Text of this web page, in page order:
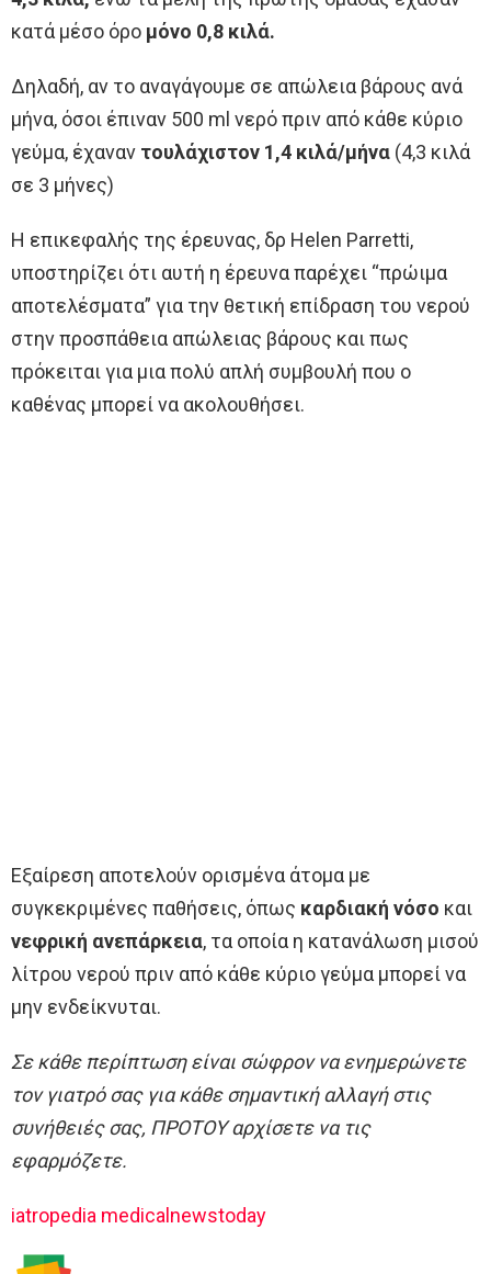
κατά μέσο όρο μόνο 0,8 κιλά.
Δηλαδή, αν το αναγάγουμε σε απώλεια βάρους ανά
μήνα, όσοι έπιναν 500 ml νερό πριν από κάθε κύριο
γεύμα, έχαναν τουλάχιστον 1,4 κιλά/μήνα (4,3 κιλά
σε 3 μήνες)
Η επικεφαλής της έρευνας, δρ Helen Parretti,
υποστηρίζει ότι αυτή η έρευνα παρέχει “πρώιμα
αποτελέσματα” για την θετική επίδραση του νερού
στην προσπάθεια απώλειας βάρους και πως
πρόκειται για μια πολύ απλή συμβουλή που ο
καθένας μπορεί να ακολουθήσει.
Εξαίρεση αποτελούν ορισμένα άτομα με
συγκεκριμένες παθήσεις, όπως καρδιακή νόσο και
νεφρική ανεπάρκεια, τα οποία η κατανάλωση μισού
λίτρου νερού πριν από κάθε κύριο γεύμα μπορεί να
μην ενδείκνυται.
Σε κάθε περίπτωση είναι σώφρον να ενημερώνετε
τον γιατρό σας για κάθε σημαντική αλλαγή στις
συνήθειές σας, ΠΡΟΤΟΥ αρχίσετε να τις
εφαρμόζετε.
iatropedia medicalnewstoday